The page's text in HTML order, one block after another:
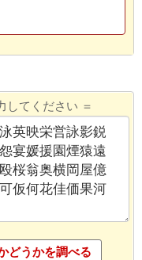
してください ＝